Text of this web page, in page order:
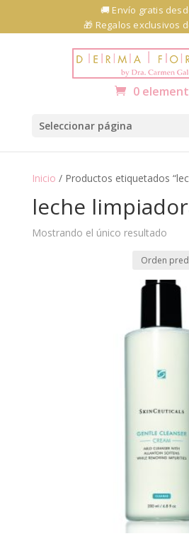
Abrir barra de herramientas
🚚 Envío gratis
🎁 Regalos exclusivos
0
Seleccionar página
Inicio / Productos etiquetados
leche
Mostrando el único resultado